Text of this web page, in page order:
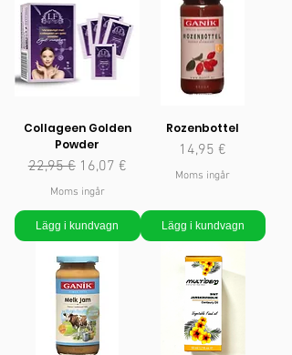
Collageen Golden
Powder
Ordinarie pris
22,95 € Reapris
16,07 €
Moms ingår
Lägg i kundvagn
Rozenbottel
Pris
14,95 €
Moms ingår
Lägg i kundvagn